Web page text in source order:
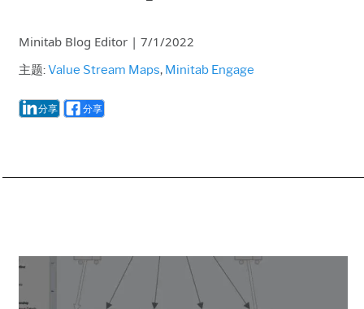
Minitab Blog Editor | 7/1/2022
主题:Value Stream Maps, Minitab Engage
分享 分享